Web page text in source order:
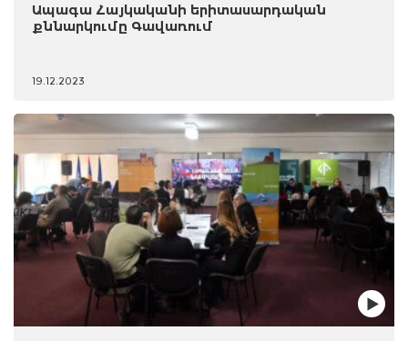
Ապագա Հայկականի երիտասարդական
քննարկումը Գավառում
19.12.2023